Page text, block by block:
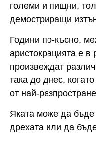
големи и пищни,
демостриращи
Години по-късно,
аристокрацията е в
произвеждат
така до днес,
от най-
Яката може да
дрехата или да